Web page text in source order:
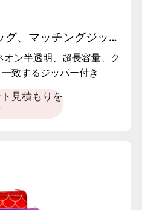
PVC半透明色鉛筆バッグ、マッチングジッパー付き - MFO-1085
オン半透明、超長容量、ク
致するジッパー付き
見積もりを